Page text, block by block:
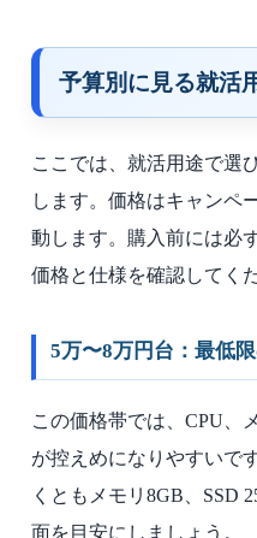
予算別に見る就活
ここでは、就活用途で選
します。価格はキャンペ
動します。購入前には必
価格と仕様を確認してく
5万〜8万円台：最低
この価格帯では、CPU、
が控えめになりやすいで
くともメモリ8GB、SSD
面を目安にしましょう。